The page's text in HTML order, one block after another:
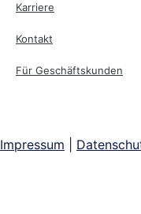
Karriere
Kontakt
Für Geschäftskunden
Impressum